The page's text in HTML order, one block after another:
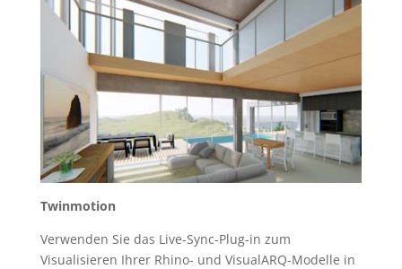
Twinmotion
Verwenden Sie das Live-Sync-Plug-in zum
Visualisieren Ihrer Rhino- und VisualARQ-Modelle in